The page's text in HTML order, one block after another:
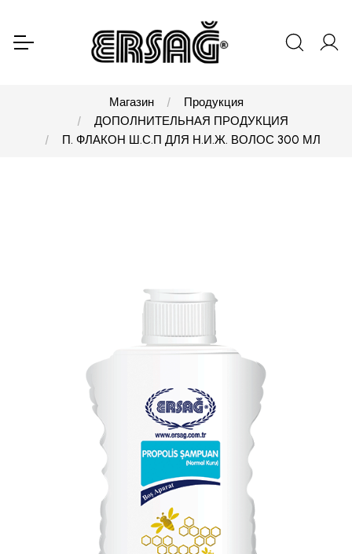
Магазин
Продукция
ДОПОЛНИТЕЛЬНАЯ ПРОДУКЦИЯ
П. ФЛАКОН Ш.С.П ДЛЯ Н.И.Ж. ВОЛОС 300 МЛ